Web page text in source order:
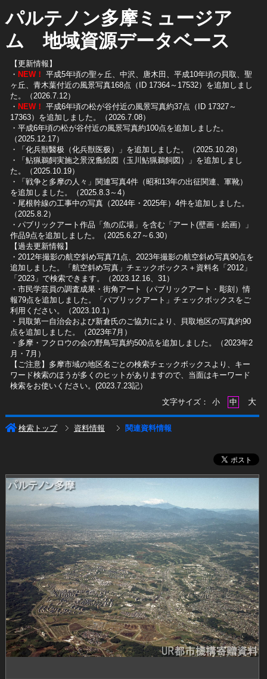
パルテノン多摩ミュージア
ム 地域資源データベース
【更新情報】
・ NEW！ 平成5年頃の聖ヶ丘、中沢、唐木田、平成10年頃の貝取、聖
ヶ丘、青木葉付近の風景写真168点（ID 17364～17532）を追加しまし
た。（2026.7.12）
・ NEW！ 平成6年頃の松が谷付近の風景写真約37点（ID 17327～
17363）を追加しました。（2026.7.08）
・平成6年頃の松が谷付近の風景写真約100点を追加しました。
（2025.12.17）
・「化兵獣醫极（化兵獣医极）」を追加しました。（2025.10.28）
・「鮎猟鵜飼実施之景況麁絵図（玉川鮎猟鵜飼図）」を追加しまし
た。（2025.10.19）
​・「戦争と多摩の人々」関連写真4件（昭和13年の出征関連、軍靴）
を追加しました。（2025.8.3～4）
​・尾根幹線の工事中の写真（2024年・2025年）4件を追加しました。
（2025.8.2）
​・パブリックアート作品「魚の広場」を含む「アート(壁画・絵画）」
作品9点を追加しました。（2025.6.27～6.30）
【過去更新情報】
・2012年撮影の航空斜め写真71点、2023年撮影の航空斜め写真90点を
追加しました。「航空斜め写真」チェックボックス＋資料名「2012」
「2023」で検索できます。（2023.12.16、31）
​・市民学芸員の調査成果・街角アート（パブリックアート・彫刻）情
報79点を追加しました。「パブリックアート」チェックボックスをご
利用ください。（2023.10.1）
・貝取第一自治会および新倉氏のご協力により、貝取地区の写真約90
点を追加しました。（2023年7月）
・多摩・フクロウの会の野鳥写真約500点を追加しました。（2023年2
月・7月）
【ご注意】多摩市域の地区名ごとの検索チェックボックスより、キー
ワード検索のほうが多くのヒットがありますので、当面はキーワード
検索をお使いください。(2023.7.23記）
文字サイズ：
小 中 大
検索トップ 資料情報 関連資料情報